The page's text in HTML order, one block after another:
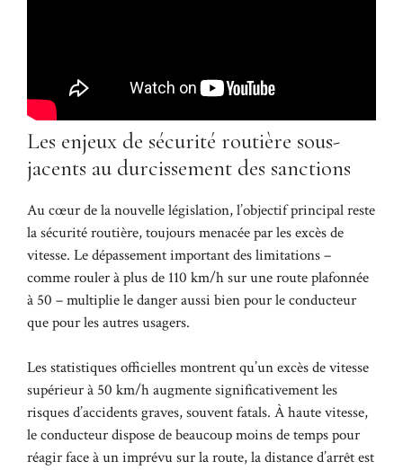
Les enjeux de sécurité routière sous-
jacents au durcissement des sanctions
Au cœur de la nouvelle législation, l’objectif principal reste
la sécurité routière, toujours menacée par les excès de
vitesse. Le dépassement important des limitations –
comme rouler à plus de 110 km/h sur une route plafonnée
à 50 – multiplie le danger aussi bien pour le conducteur
que pour les autres usagers.
Les statistiques officielles montrent qu’un excès de vitesse
supérieur à 50 km/h augmente significativement les
risques d’accidents graves, souvent fatals. À haute vitesse,
le conducteur dispose de beaucoup moins de temps pour
réagir face à un imprévu sur la route, la distance d’arrêt est